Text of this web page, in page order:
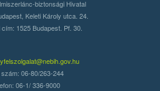
biztonsági Hivatal
Keleti Károly utca. 24.
1525 Budapest. Pf. 30.
06-80/263-244
06-1/ 336-9000